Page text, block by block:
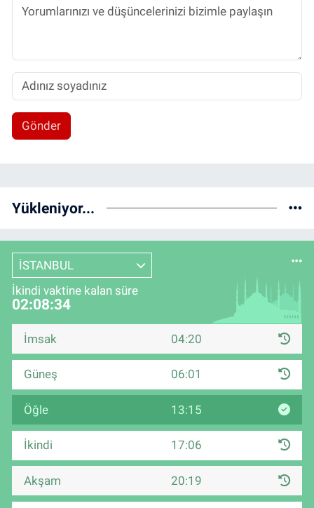
Gönder
Yükleniyor...
İSTANBUL
İkindi vaktine kalan süre
02:08:34
İmsak 04:20
Güneş 06:01
Öğle 13:15
İkindi 17:06
Akşam 20:19